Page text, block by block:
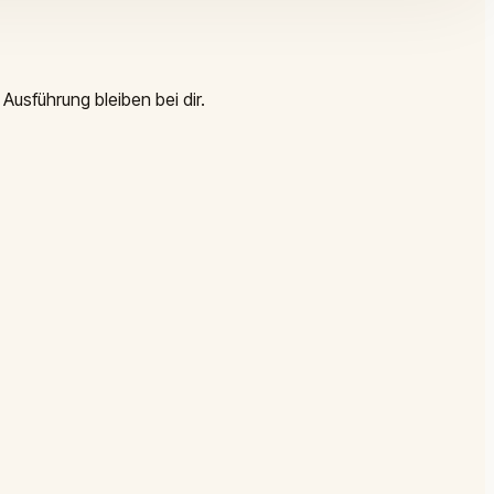
bleiben bei dir.